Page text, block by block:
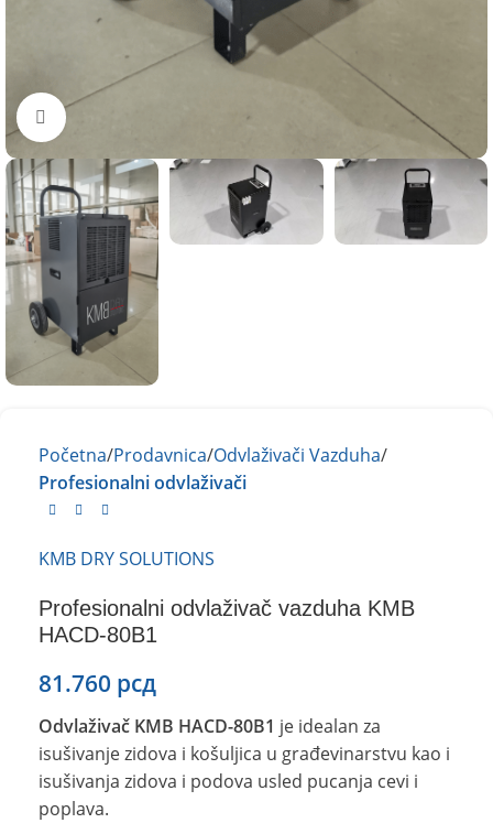
Kliknite za uvećanje
Početna Prodavnica Odvlaživači Vazduha
Profesionalni odvlaživači
KMB DRY SOLUTIONS
Profesionalni odvlaživač vazduha KMB
HACD-80B1
81.760 рсд
Odvlaživač KMB HACD-80B1 je idealan za
isušivanje zidova i košuljica u građevinarstvu kao i
isušivanja zidova i podova usled pucanja cevi i
poplava.